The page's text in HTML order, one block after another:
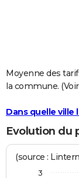
FORUM
Moyenne des
la commune.
Dans quelle ville
Evolution du
(source :
3